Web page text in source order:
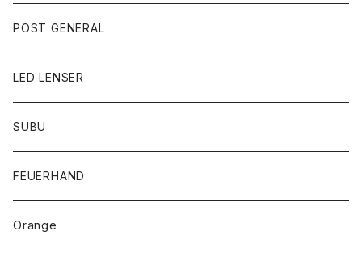
POST GENERAL
LED LENSER
SUBU
FEUERHAND
Orange